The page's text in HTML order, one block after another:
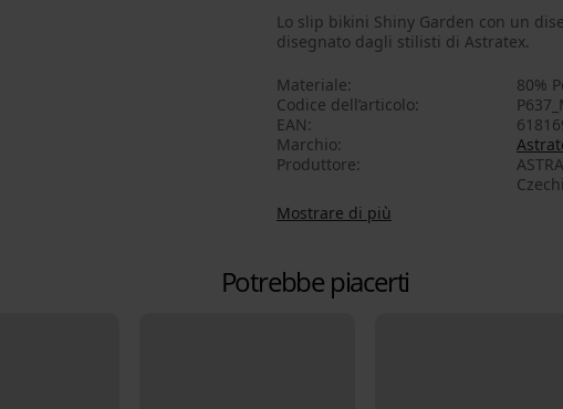
Lo slip bikini Shiny Garden con un
disegnato dagli stilisti di Astratex.
Materiale
80%
Codice dell’articolo
EAN
Marchio
Produttore
Mostrare di più
Potrebbe piacerti